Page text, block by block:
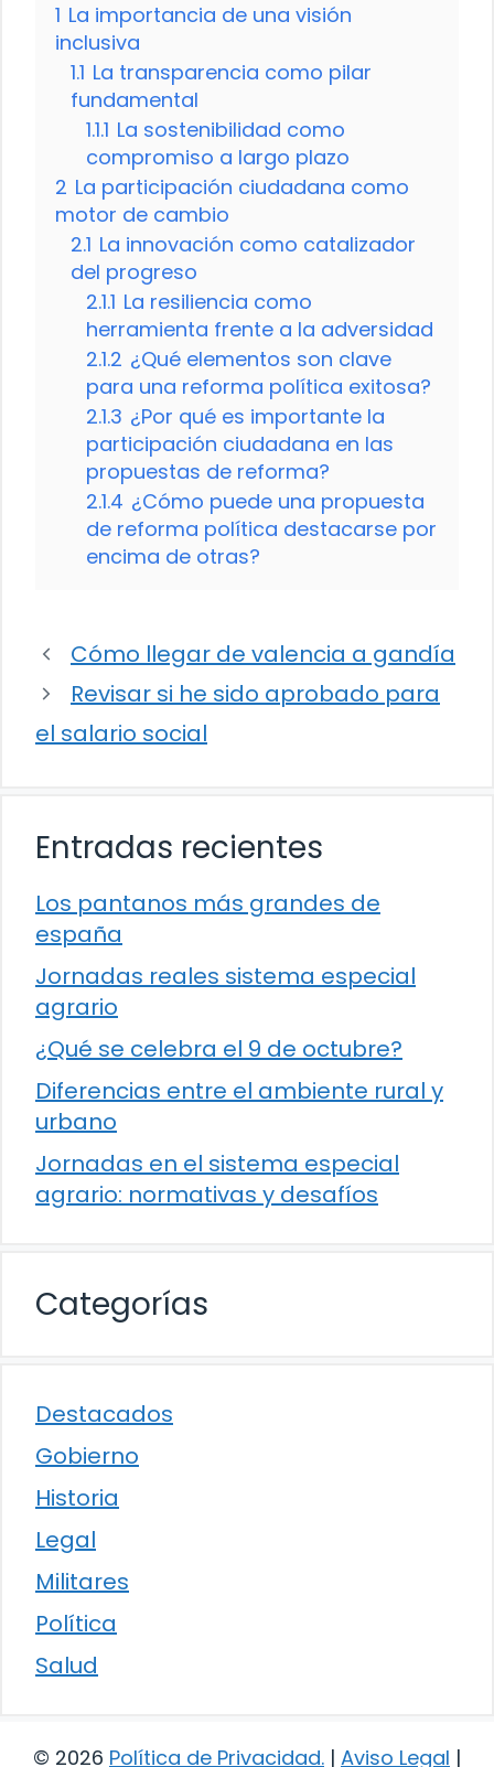
1 La importancia de una visión
inclusiva
1.1 La transparencia como pilar
fundamental
1.1.1 La sostenibilidad como
compromiso a largo plazo
2 La participación ciudadana como
motor de cambio
2.1 La innovación como catalizador
del progreso
2.1.1 La resiliencia como
herramienta frente a la adversidad
2.1.2 ¿Qué elementos son clave
para una reforma política exitosa?
2.1.3 ¿Por qué es importante la
participación ciudadana en las
propuestas de reforma?
2.1.4 ¿Cómo puede una propuesta
de reforma política destacarse por
encima de otras?
Cómo llegar de valencia a gandía
Revisar si he sido aprobado para
el salario social
Entradas recientes
Los pantanos más grandes de
españa
Jornadas reales sistema especial
agrario
¿Qué se celebra el 9 de octubre?
Diferencias entre el ambiente rural y
urbano
Jornadas en el sistema especial
agrario: normativas y desafíos
Categorías
Destacados
Gobierno
Historia
Legal
Militares
Política
Salud
© 2026 Política de Privacidad. | Aviso Legal |